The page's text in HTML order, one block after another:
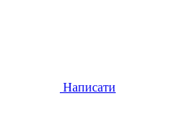
Написати